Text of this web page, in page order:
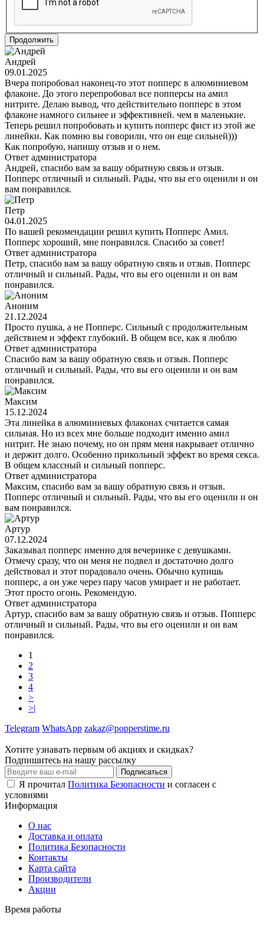
Продолжить
Андрей
09.01.2025
Вчера попробовал наконец-то этот попперс в алюминиевом
флаконе. До этого перепробовал все попперсы на амил
нитрите. Делаю вывод, что действительно попперс в этом
флаконе намного сильнее и эффективней. чем в маленькие.
Теперь решил попробовать и купить попперс фист из этой же
линейки. Как помню вы говорили, что он еще сильней)))
Как попробую, напишу отзыв и о нем.
Ответ администратора
Андрей, спасибо вам за вашу обратную связь и отзыв.
Попперс отличный и сильный. Рады, что вы его оценили и он
вам понравился.
Петр
04.01.2025
По вашей рекомендации решил купить Попперс Амил.
Попперс хороший, мне понравился. Спасибо за совет!
Ответ администратора
Петр, спасибо вам за вашу обратную связь и отзыв. Попперс
отличный и сильный. Рады, что вы его оценили и он вам
понравился.
Аноним
21.12.2024
Просто пушка, а не Попперс. Сильный с продолжительным
действием и эффект глубокий. В общем все, как я люблю
Ответ администратора
Спасибо вам за вашу обратную связь и отзыв. Попперс
отличный и сильный. Рады, что вы его оценили и он вам
понравился.
Максим
15.12.2024
Эта линейка в алюминиевых флаконах считается самая
сильная. Но из всех мне больше подходит именно амил
нитрит. Не знаю почему, но он прям меня накрывает отлично
и держит долго. Особенно прикольный эффект во время секса.
В общем классный и сильный попперс.
Ответ администратора
Максим, спасибо вам за вашу обратную связь и отзыв.
Попперс отличный и сильный. Рады, что вы его оценили и он
вам понравился.
Артур
07.12.2024
Заказывал попперс именно для вечеринке с девушками.
Отмечу сразу, что он меня не подвел и достаточно долго
действовал и этот порадовало очень. Обычно купишь
попперс, а он уже через пару часов умирает и не работает.
Этот просто огонь. Рекомендую.
Ответ администратора
Артур, спасибо вам за вашу обратную связь и отзыв. Попперс
отличный и сильный. Рады, что вы его оценили и он вам
понравился.
1
2
3
4
>
>|
Telegram WhatsApp zakaz@popperstime.ru
Хотите узнавать первым об акциях и скидках?
Подпишитесь на нашу рассылку
Подписаться
Я прочитал Политика Безопасности и согласен с
условиями
Информация
О нас
Доставка и оплата
Политика Безопасности
Контакты
Карта сайта
Производители
Акции
Время работы